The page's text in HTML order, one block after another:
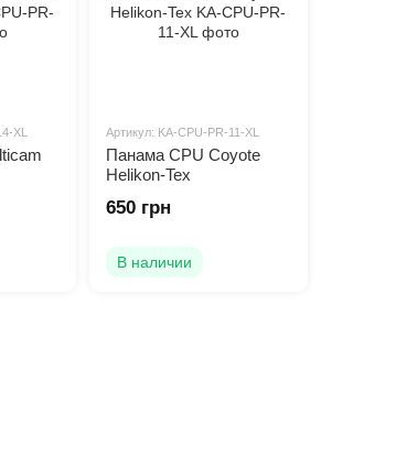
XL Артикул: KA-CPU-PR-11-XL
Панама CPU Coyote
Helikon-Tex
650 грн
В наличии